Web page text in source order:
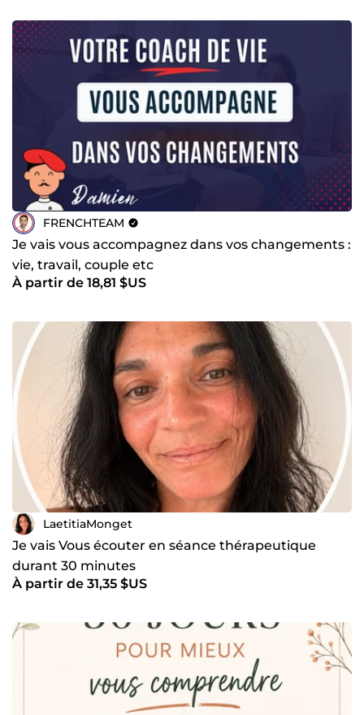
FRENCHTEAM
Je vais vous accompagnez dans vos changements :
vie, travail, couple etc
À partir de 18,81 $US
LaetitiaMonget
Je vais Vous écouter en séance thérapeutique
durant 30 minutes
À partir de 31,35 $US